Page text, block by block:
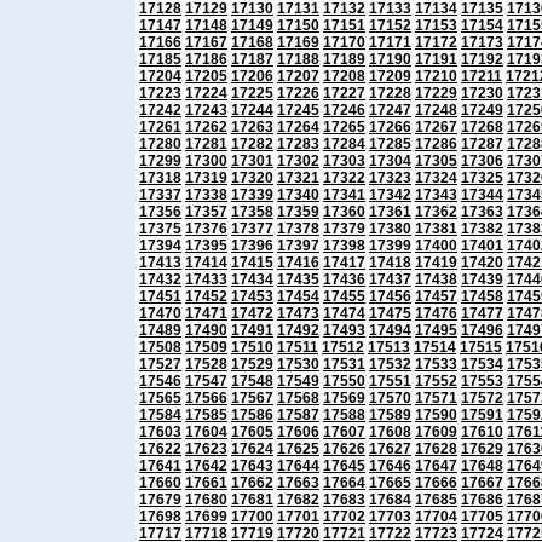
17128 17129 17130 17131 17132 17133 17134 17135
17147 17148 17149 17150 17151 17152 17153 17154
17166 17167 17168 17169 17170 17171 17172 17173
17185 17186 17187 17188 17189 17190 17191 17192
17204 17205 17206 17207 17208 17209 17210 17211
17223 17224 17225 17226 17227 17228 17229 17230
17242 17243 17244 17245 17246 17247 17248 17249
17261 17262 17263 17264 17265 17266 17267 17268
17280 17281 17282 17283 17284 17285 17286 17287
17299 17300 17301 17302 17303 17304 17305 17306
17318 17319 17320 17321 17322 17323 17324 17325
17337 17338 17339 17340 17341 17342 17343 17344
17356 17357 17358 17359 17360 17361 17362 17363
17375 17376 17377 17378 17379 17380 17381 17382
17394 17395 17396 17397 17398 17399 17400 17401
17413 17414 17415 17416 17417 17418 17419 17420
17432 17433 17434 17435 17436 17437 17438 17439
17451 17452 17453 17454 17455 17456 17457 17458
17470 17471 17472 17473 17474 17475 17476 17477
17489 17490 17491 17492 17493 17494 17495 17496
17508 17509 17510 17511 17512 17513 17514 17515
17527 17528 17529 17530 17531 17532 17533 17534
17546 17547 17548 17549 17550 17551 17552 17553
17565 17566 17567 17568 17569 17570 17571 17572
17584 17585 17586 17587 17588 17589 17590 17591
17603 17604 17605 17606 17607 17608 17609 17610
17622 17623 17624 17625 17626 17627 17628 17629
17641 17642 17643 17644 17645 17646 17647 17648
17660 17661 17662 17663 17664 17665 17666 17667
17679 17680 17681 17682 17683 17684 17685 17686
17698 17699 17700 17701 17702 17703 17704 17705
17717 17718 17719 17720 17721 17722 17723 17724